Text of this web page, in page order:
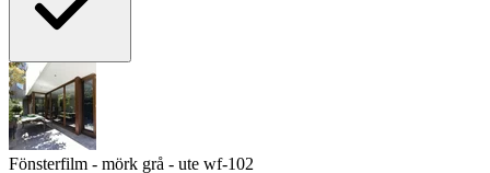
Fönsterfilm - mörk grå - ute wf-102